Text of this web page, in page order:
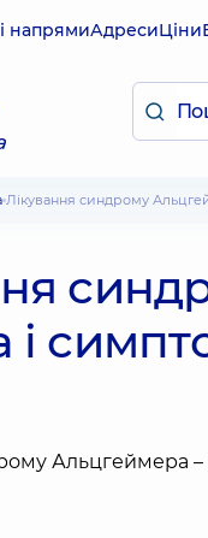
напрямиАдресиЦіни
Лікування синдрому
і